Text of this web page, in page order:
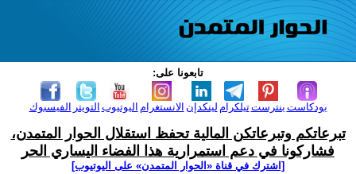
تابعونا على:
الفيسبوك التويتر اليوتيوب الانستغرام لينكدإن تيلكرامبنترست بودكاست
تبرعاتكم وتبرعاتكن المالية تحفظ استقلال الحوار المتمدن،
فشاركونا في دعم استمرارية هذا الفضاء اليساري الحر
[اشترك في قناة ‫«الحوار المتمدن» على اليوتيوب]